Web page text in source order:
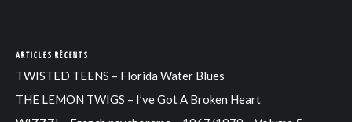
ARTICLES RÉCENTS
TWISTED TEENS – Florida Water Blues
THE LEMON TWIGS – I’ve Got A Broken Heart